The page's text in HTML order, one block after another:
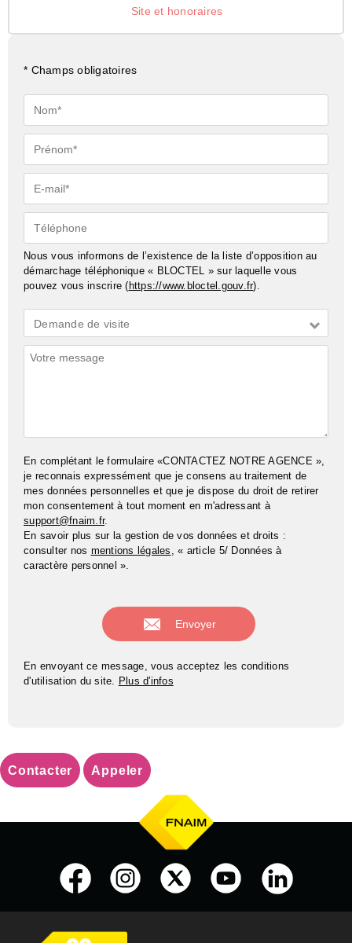
Site et honoraires
* Champs obligatoires
Nom*
Prénom*
E-
mail*
Téléphone
Nous vous informons de l’existence de la liste d’opposition au
démarchage téléphonique « BLOCTEL » sur laquelle vous
pouvez vous inscrire ( https://www.bloctel.gouv.fr).
Demande
*
Demande de visite
Commentaires
En complétant le formulaire «CONTACTEZ NOTRE AGENCE »,
je reconnais expressément que je consens au traitement de
mes données personnelles et que je dispose du droit de retirer
mon consentement à tout moment en m'adressant à
support@fnaim.fr.
En savoir plus sur la gestion de vos données et droits :
consulter nos mentions légales , « article 5/ Données à
caractère personnel ».
En envoyant ce message, vous acceptez les conditions
d'utilisation du site. Plus d'infos
Contacter Appeler